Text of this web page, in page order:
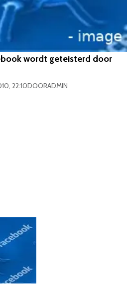
wordt geteisterd door
22:10DOORADMIN